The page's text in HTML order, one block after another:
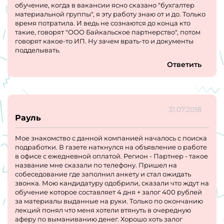
Вы достаточно серьёзный специалист я так понимаю, да
и ну такой мир сегодня капитализма. Везде конкурс",
Я: " А Вы на HH нашли моё резюме?"
Тяньши: "К сожалению, Светлана Александровна, я не
могу Вам сказать, потому что я не знаю, Это отдел кадров
отбирал. Руководитель несколько человек отобрал, да я
обзвонил, других не обзвонил ещё. Так что кого он там
Тяньши: " ИП по фамилии руководителя. Поэтому могу
Я: "Нет, спасибо, я откажусь".
Тяньши:" Хм... То есть Вы считаете, что Вы не это самое....
Я: "А чё Вы какие-то вопросы тупые задаёте? Мне и так
уже всё понятно лично. Я имею право не отвечать, если
что".
Тяньши:" Ну ладно. Нет конечно. Боже упаси, это
естественно. Я Ваши права не пытаюсь нарушить".
Я: "Ладно, до свидания".
Тяньши: "До свидания".
Парень этот толком ничего не объяснил, заманивал и
обучение, когда в вакансии ясно сказано "бухгалтер
материальной группы", я эту работу знаю от и до. Только
время потратила. И ведь не сознаются до конца кто
такие, говорят "ООО Байкальское партнерство", потом
говорят какое-то ИП. Ну зачем врать-то и документы
подделывать.
Ответить
31.07.2018
Рауль
Мое знакомство с данной компанией началось с поиска
подработки. В газете наткнулся на объявление о работе
в офисе с ежедневной оплатой. Регион - Партнер - такое
название мне сказали по телефону. Пришел на
собеседование где заполнил анкету и стал ожидать
звонка. Мою кандидатуру одобрили, сказали что ждут на
обучение которое составляет 4 дня + залог 400 рублей
за материалы выданные на руки. Только по окончанию
лекций понял что меня хотели втянуть в очередную
аферу по выманиванию денег. Хорошо хоть залог